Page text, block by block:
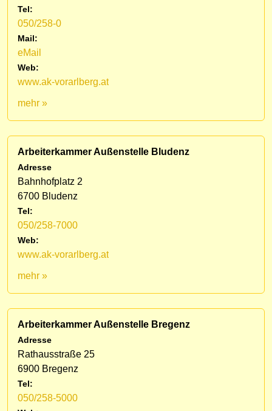
Tel:
050/258-0
Mail:
eMail
Web:
www.ak-vorarlberg.at
mehr »
Arbeiterkammer Außenstelle Bludenz
Adresse
Bahnhofplatz 2
6700 Bludenz
Tel:
050/258-7000
Web:
www.ak-vorarlberg.at
mehr »
Arbeiterkammer Außenstelle Bregenz
Adresse
Rathausstraße 25
6900 Bregenz
Tel:
050/258-5000